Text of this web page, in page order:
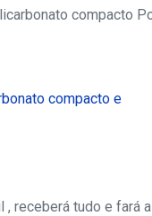
compacto
receberá tudo e fará